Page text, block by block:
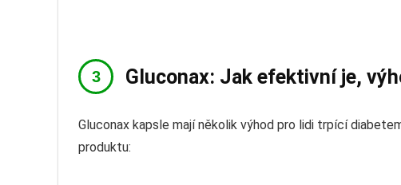
Gluconax: Jak efektivní je,
Gluconax kapsle mají několik výhod pro lidi trpící
produktu: